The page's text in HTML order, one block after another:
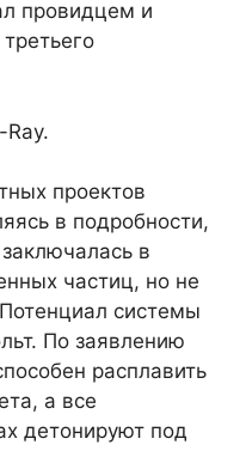
провидцем и
проектов
в подробности,
в
частиц, но не
системы
По заявлению
расплавить
а все
детонируют под